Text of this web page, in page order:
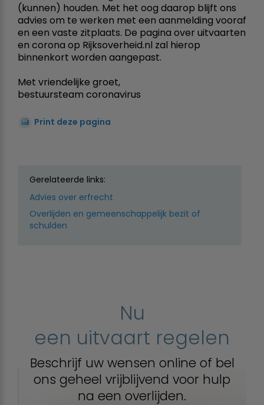
(kunnen) houden. Met het oog daarop blijft ons
advies om te werken met een aanmelding vooraf
en een vaste zitplaats. De pagina over uitvaarten
en corona op Rijksoverheid.nl zal hierop
binnenkort worden aangepast.
Met vriendelijke groet,
bestuursteam coronavirus
Print deze pagina
Gerelateerde links:
Advies over erfrecht
Overlijden en gemeenschappelijk bezit of
schulden
Nu
een uitvaart regelen
Beschrijf uw wensen online of bel
ons geheel vrijblijvend voor hulp
na een overlijden.